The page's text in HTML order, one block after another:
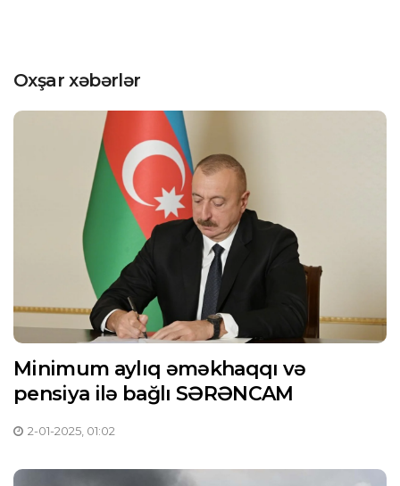
Oxşar xəbərlər
Minimum aylıq əməkhaqqı və
pensiya ilə bağlı SƏRƏNCAM
2-01-2025, 01:02